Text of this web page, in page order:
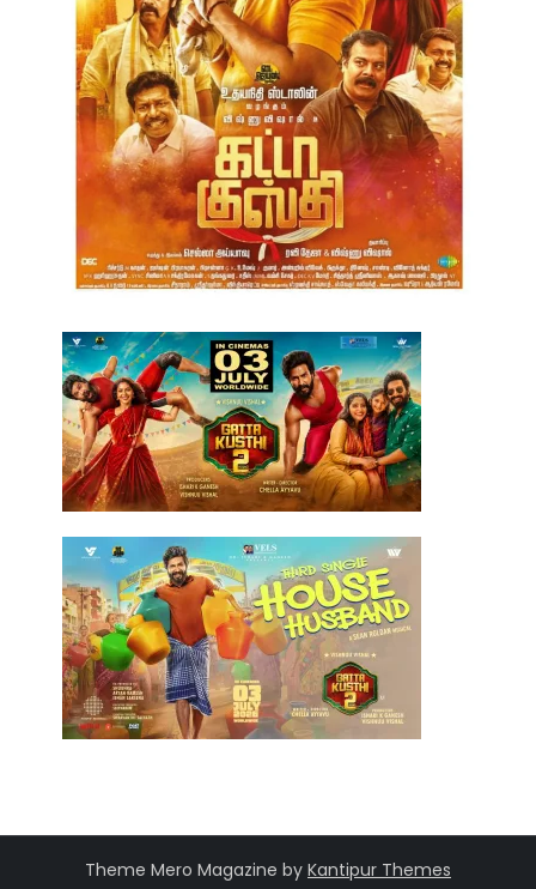
Theme Mero Magazine by Kantipur Themes